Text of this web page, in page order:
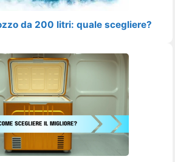
da 200 litri: quale scegliere?